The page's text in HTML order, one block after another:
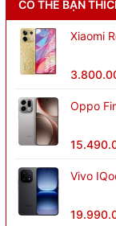
CÓ THỂ BẠN
Xiaomi
Oppo
Vivo